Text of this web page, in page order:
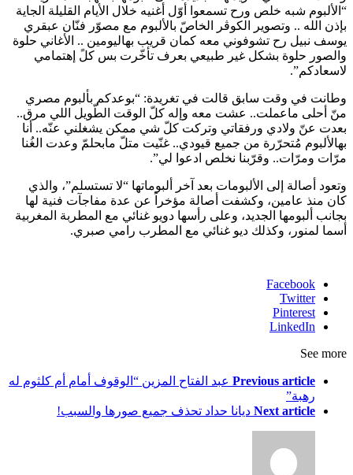
“الألبوم شبه خلص ورح تسمعوا أوّل أغنيه خلال الأيام القليلة الجاية
بإذن الله .. وتصوير الكوڤر الخاصّ بالألبوم مع مصوّر فنّان عبقري
يوسف نبيل رح تشوفوني معه كمان قريب بهاليومين .. الأغاني حلوة
والصور حلوة بشكل غير طبيعي بعرف تأخّرت بس كلً إهتمامي
لاسعادكم”.
وطانت في وقت سابق قالت في تغريدة: “بوعدكم بألبوم مصري
منّ أحلى ماعملت.. عشت معه وإله كلّ الوقت الطّويل اللي مرق..
بعدت عنّ ولادي ورفقاتي وتركت كلّ شي ممكن يشغلني عنّه.. أنا
بهالألبوم مُتحرّرة من جميع قيودي.. غنّيت متلّ مابحلمّ وعدت الغُنا
مرّات ومرّات.. وقرّبنا نخلص ادعوا لي”.
وتعود أصالة إلى الألبومات بعد آخر ألبوماتها “لا تستسلم”، والذي
كان منذ عامين، وكشفت أصالة مؤخراً عن عدة مفاجآت فنية لها
بجانب ألبومها الجديد، وعلى رأسها دويو غنائي مع المطربة المغربية
أسما لمنور، وكذلك ديو غنائي مع المطرب رامي صبري.
Facebook
Twitter
Pinterest
LinkedIn
See more
Previous article عبد الفتاح المزين “الوقوف أمام أم كلثوم له
رهبة”
Next article ديانا حداد تحذف جميع صورها والسبب!